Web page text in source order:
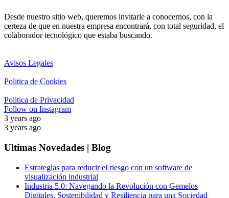
Desde nuestro sitio web, queremos invitarle a conocernos, con la
certeza de que en nuestra empresa encontrará, con total seguridad, el
colaborador tecnológico que estaba buscando.
Avisos Legales
Politica de Cookies
Politica de Privacidad
Follow on Instagram
3 years ago
3 years ago
Ultimas Novedades | Blog
Estrategias para reducir el riesgo con un software de
visualización industrial
Industria 5.0: Navegando la Revolución con Gemelos
Digitales, Sostenibilidad y Resiliencia para una Sociedad